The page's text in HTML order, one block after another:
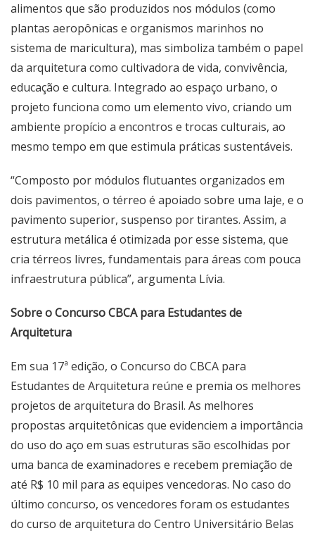
alimentos que são produzidos nos módulos (como
plantas aeropônicas e organismos marinhos no
sistema de maricultura), mas simboliza também o papel
da arquitetura como cultivadora de vida, convivência,
educação e cultura. Integrado ao espaço urbano, o
projeto funciona como um elemento vivo, criando um
ambiente propício a encontros e trocas culturais, ao
mesmo tempo em que estimula práticas sustentáveis.
“Composto por módulos flutuantes organizados em
dois pavimentos, o térreo é apoiado sobre uma laje, e o
pavimento superior, suspenso por tirantes. Assim, a
estrutura metálica é otimizada por esse sistema, que
cria térreos livres, fundamentais para áreas com pouca
infraestrutura pública”, argumenta Lívia.
Sobre o Concurso CBCA para Estudantes de
Arquitetura
Em sua 17ª edição, o Concurso do CBCA para
Estudantes de Arquitetura reúne e premia os melhores
projetos de arquitetura do Brasil. As melhores
propostas arquitetônicas que evidenciem a importância
do uso do aço em suas estruturas são escolhidas por
uma banca de examinadores e recebem premiação de
até R$ 10 mil para as equipes vencedoras. No caso do
último concurso, os vencedores foram os estudantes
do curso de arquitetura do Centro Universitário Belas